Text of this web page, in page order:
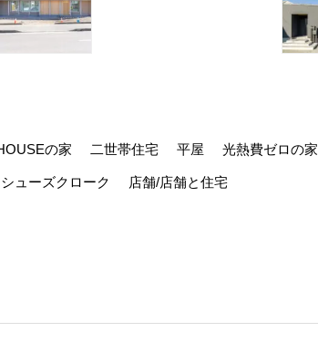
の家 二世帯住宅 平屋 光熱費ゼロの家
シューズクローク 店舗/店舗と住宅